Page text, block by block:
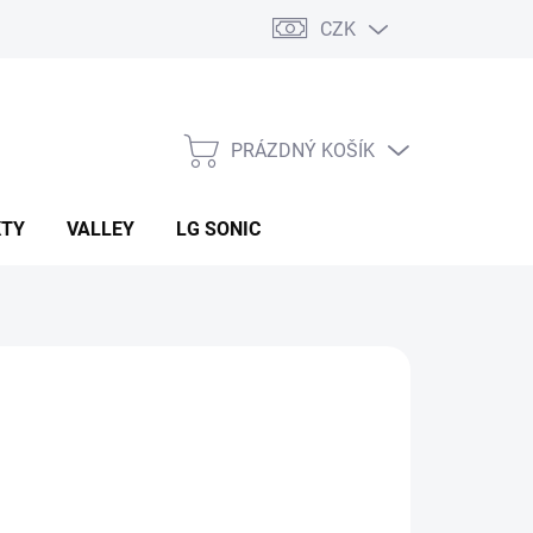
CZK
NÁKUPNÍ
PRÁZDNÝ KOŠÍK
VALLEY LG SONIC